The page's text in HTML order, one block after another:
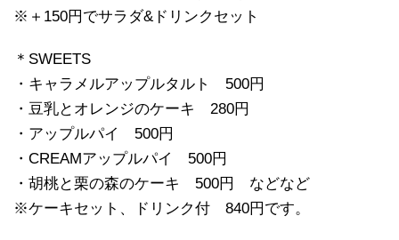
※＋150円でサラダ&ドリンクセット
＊SWEETS
・キャラメルアップルタルト 500円
・豆乳とオレンジのケーキ 280円
・アップルパイ 500円
・CREAMアップルパイ 500円
・胡桃と栗の森のケーキ 500円 などなど
※ケーキセット、ドリンク付 840円です。